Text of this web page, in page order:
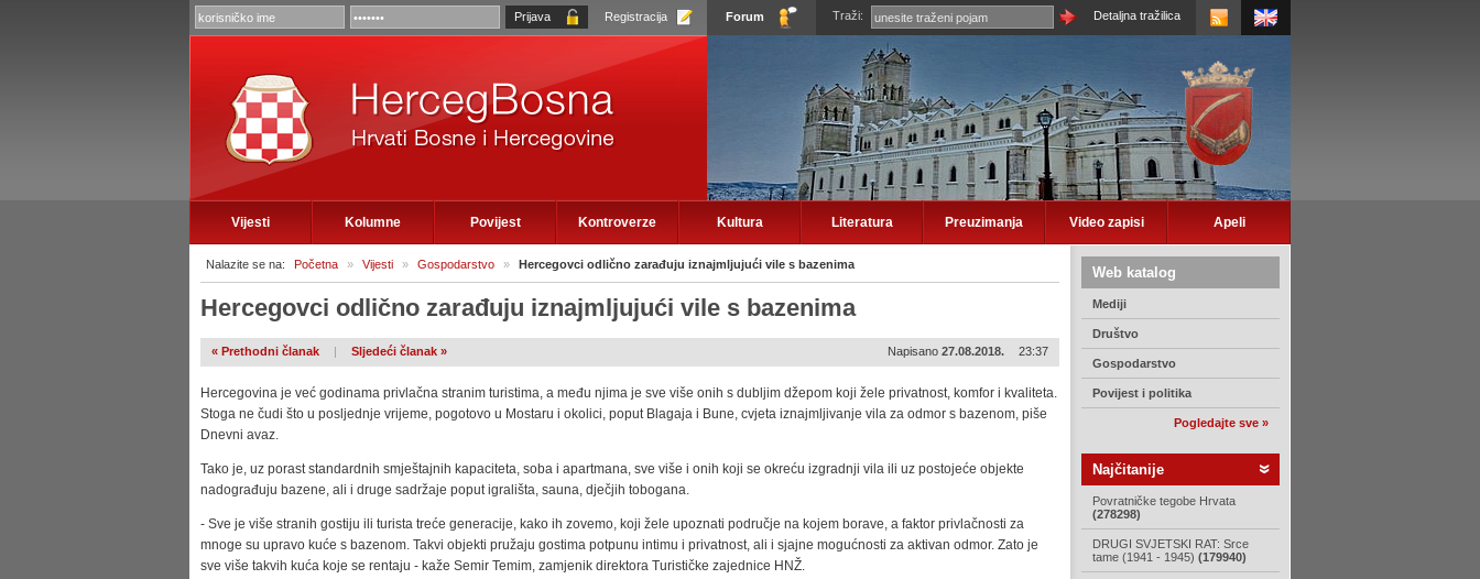
Registracija Forum Traži: Detaljna tražilica
Vijesti Kolumne Povijest Kontroverze Kultura Literatura Preuzimanja Video zapisi Apeli
Web katalog
Mediji
Društvo
Gospodarstvo
Povijest i politika
Pogledajte sve »
Najčitanije
Povratničke tegobe Hrvata
(278298)
DRUGI SVJETSKI RAT: Srce
tame (1941 - 1945) (179940)
Nalazite se na: Početna » Vijesti » Gospodarstvo » Hercegovci odlično zarađuju iznajmljujući vile s bazenima
Hercegovci odlično zarađuju iznajmljujući vile s bazenima
« Prethodni članak | Sljedeći članak » Napisano 27.08.2018. 23:37
Hercegovina je već godinama privlačna stranim turistima, a među njima je sve više onih s dubljim džepom koji žele privatnost, komfor i kvaliteta.
Stoga ne čudi što u posljednje vrijeme, pogotovo u Mostaru i okolici, poput Blagaja i Bune, cvjeta iznajmljivanje vila za odmor s bazenom, piše
Dnevni avaz.
Tako je, uz porast standardnih smještajnih kapaciteta, soba i apartmana, sve više i onih koji se okreću izgradnji vila ili uz postojeće objekte
nadograđuju bazene, ali i druge sadržaje poput igrališta, sauna, dječjih tobogana.
- Sve je više stranih gostiju ili turista treće generacije, kako ih zovemo, koji žele upoznati područje na kojem borave, a faktor privlačnosti za
mnoge su upravo kuće s bazenom. Takvi objekti pružaju gostima potpunu intimu i privatnost, ali i sjajne mogućnosti za aktivan odmor. Zato je
sve više takvih kuća koje se rentaju - kaže Semir Temim, zamjenik direktora Turističke zajednice HNŽ.